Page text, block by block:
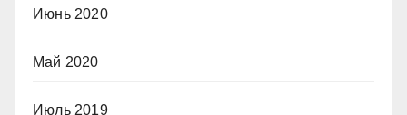
Июнь 2020
Май 2020
Июль 2019